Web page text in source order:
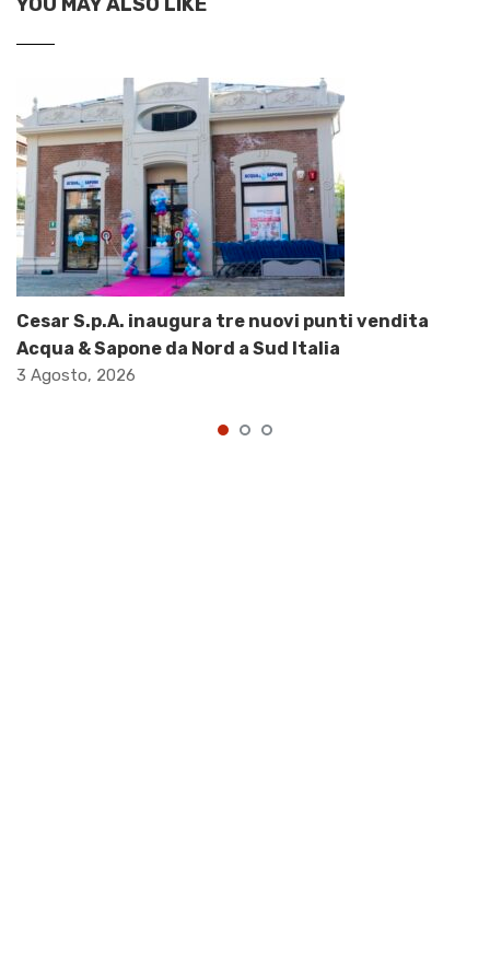
Cesar S.p.A. inaugura tre nuovi punti vendita
Acqua & Sapone da Nord a Sud Italia
3 Agosto, 2026